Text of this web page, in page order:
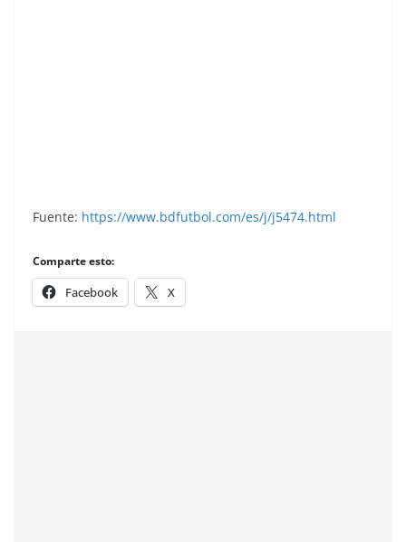
Fuente: https://www.bdfutbol.com/es/j/j5474.html
Comparte esto:
Facebook X